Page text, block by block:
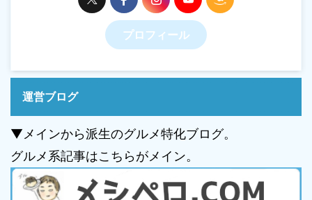
プロフィール
運営ブログ
▼メインから派生のグルメ特化ブログ。
グルメ系記事はこちらがメイン。